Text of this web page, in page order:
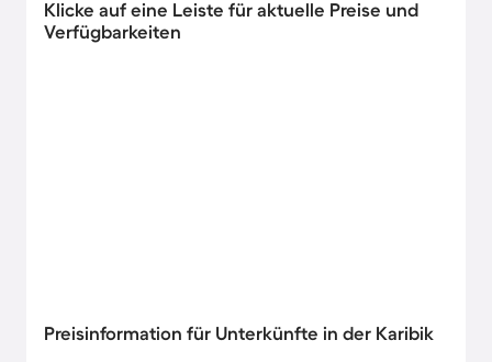
Klicke auf eine Leiste für aktuelle Preise und
Verfügbarkeiten
Preisinformation für Unterkünfte in der Karibik